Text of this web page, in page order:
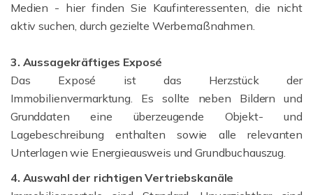
Medien - hier finden Sie Kaufinteressenten, die nicht
aktiv suchen, durch gezielte Werbemaßnahmen.
3. Aussagekräftiges Exposé
Das Exposé ist das Herzstück der
Immobilienvermarktung. Es sollte neben Bildern und
Grunddaten eine überzeugende Objekt- und
Lagebeschreibung enthalten sowie alle relevanten
Unterlagen wie Energieausweis und Grundbuchauszug.
4. Auswahl der richtigen Vertriebskanäle